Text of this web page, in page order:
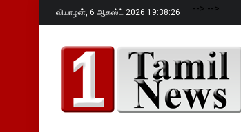
வியாழன், 6 ஆகஸ்ட் 2026 19:38:28 --> -->